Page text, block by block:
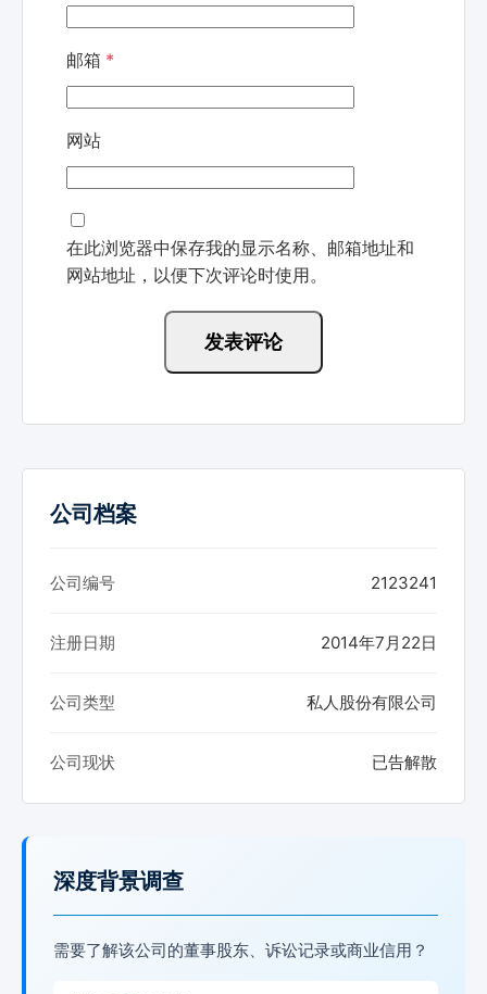
邮箱 *
网站
在此浏览器中保存我的显示名称、邮箱地址和
网站地址，以便下次评论时使用。
公司档案
公司编号 2123241
注册日期 2014年7月22日
公司类型 私人股份有限公司
公司现状 已告解散
深度背景调查
需要了解该公司的董事股东、诉讼记录或商业信用？